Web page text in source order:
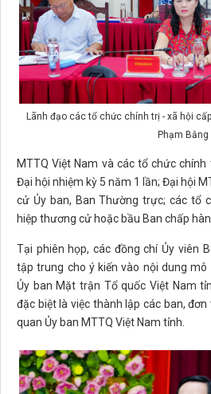
Lãnh đạo các tổ chức chính trị - xã hội
Phạm Bằng
MTTQ Việt Nam và các tổ chức
Đại hội nhiệm kỳ 5 năm 1 lần; Đại hội
cử Ủy ban, Ban Thường trực; các tổ
hiệp thương cử hoặc bầu Ban chấp
Tại phiên họp, các đồng chí Ủy viên
tập trung cho ý kiến vào nội dung
Ủy ban Mặt trận Tổ quốc Việt Nam
đặc biệt là việc thành lập các ban,
quan Ủy ban MTTQ Việt Nam tỉnh.